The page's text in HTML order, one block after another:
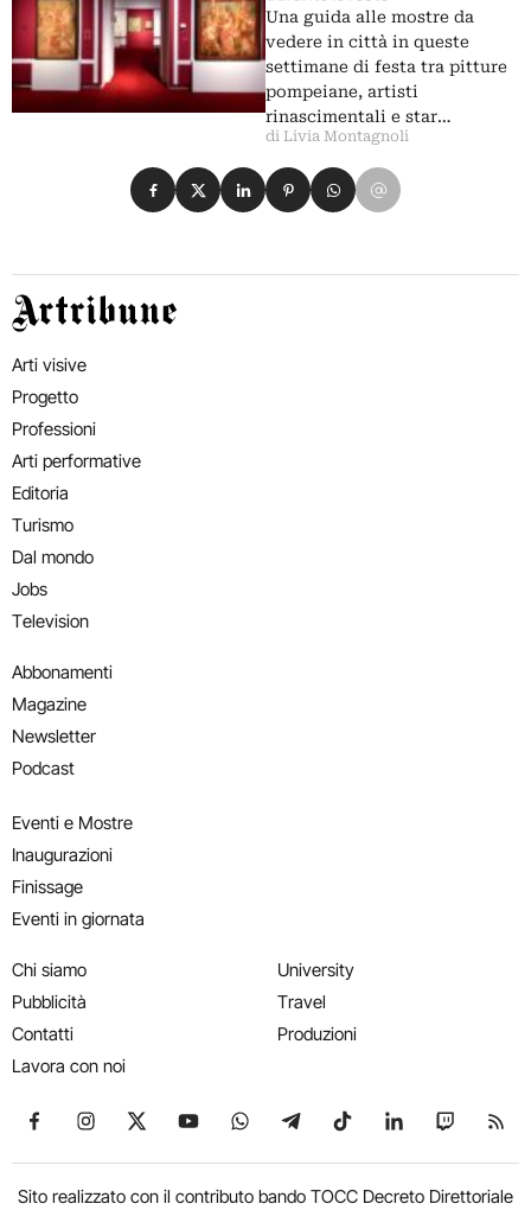
Una guida alle mostre da
vedere in città in queste
settimane di festa tra pitture
pompeiane, artisti
rinascimentali e star…
di Livia Montagnoli
Condividi su Facebook
Condividi su X
Condividi su LinkedIn
Condividi su Pinterest
Condividi su WhatsApp
Condividi su Email
Artribune
Arti visive
Progetto
Professioni
Arti performative
Editoria
Turismo
Dal mondo
Jobs
Television
Abbonamenti
Magazine
Newsletter
Podcast
Eventi e Mostre
Inaugurazioni
Finissage
Eventi in giornata
Chi siamo
Pubblicità
Contatti
Lavora con noi
University
Travel
Produzioni
Seguici su Facebook
Seguici su Instagram
Seguici su X
Seguici su YouTube
Seguici su WhatsApp
Seguici su Telegram
Seguici su TikTok
Seguici su
Seguici
Sito realizzato con il contributo bando TOCC Decreto Direttoriale